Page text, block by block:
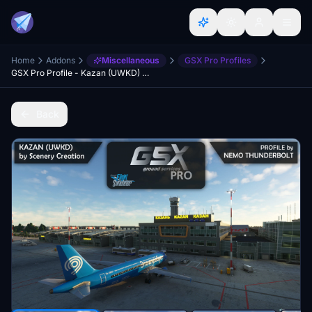
Home Addons Miscellaneous
GSX Pro Profiles
GSX Pro Profile - Kazan (UWKD) - Scenery Creation